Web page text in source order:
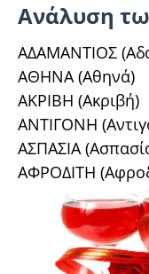
Ανάλυση
ΑΔΑΜΑΝΤΙΟΣ
ΑΘΗΝΑ (Αθηνά)
ΑΚΡΙΒΗ (Ακριβή)
ΑΝΤΙΓΟΝΗ
ΑΣΠΑΣΙΑ
ΑΦΡΟΔΙΤΗ